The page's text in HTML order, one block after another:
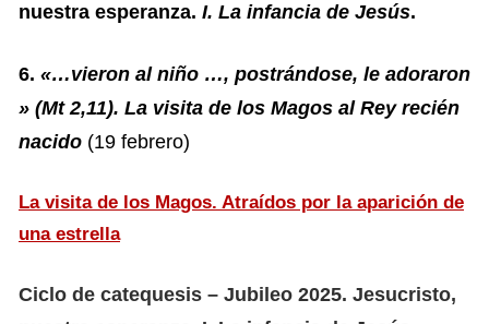
nuestra esperanza. I. La infancia de Jesús.
6. «…vieron al niño …, postrándose, le adoraron
» (Mt 2,11). La visita de los Magos al Rey recién
nacido (19 febrero)
La visita de los Magos. Atraídos por la aparición de
una estrella
Ciclo de catequesis – Jubileo 2025. Jesucristo,